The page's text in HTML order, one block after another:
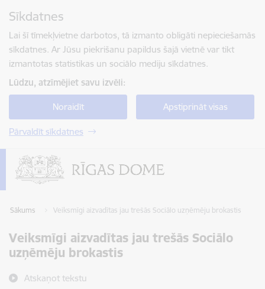
Sīkdatnes
Lai šī tīmekļvietne darbotos, tā izmanto obligāti nepieciešamās
sīkdatnes. Ar Jūsu piekrišanu papildus šajā vietnē var tikt
izmantotas statistikas un sociālo mediju sīkdatnes.
Lūdzu, atzīmējiet savu izvēli:
Noraidīt Apstiprināt visas
Pārvaldīt sīkdatnes
Sākums Veiksmīgi aizvadītas jau trešās Sociālo uzņēmēju brokastis
Veiksmīgi aizvadītas jau trešās Sociālo
uzņēmēju brokastis
Atskaņot tekstu